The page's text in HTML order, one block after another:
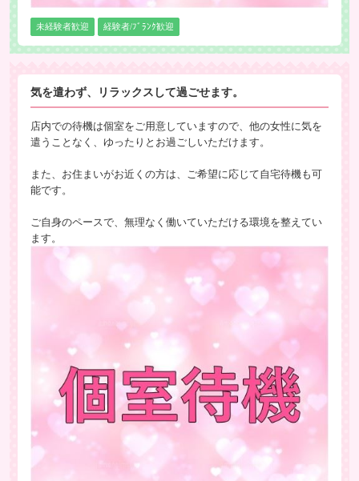
未経験者歓迎 経験者/ﾌﾞﾗﾝｸ歓迎
気を遣わず、リラックスして過ごせます。
店内での待機は個室をご用意していますので、他の女性に気を
遣うことなく、ゆったりとお過ごしいただけます。
また、お住まいがお近くの方は、ご希望に応じて自宅待機も可
能です。
ご自身のペースで、無理なく働いていただける環境を整えてい
ます。